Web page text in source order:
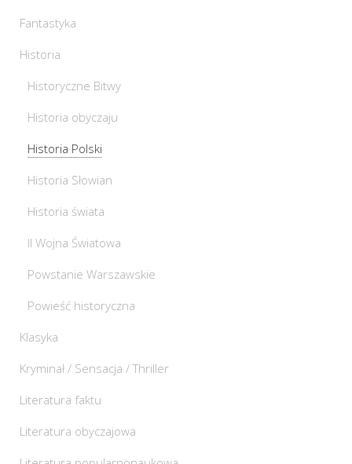
Fantastyka
Historia
Historyczne Bitwy
Historia obyczaju
Historia Polski
Historia Słowian
Historia świata
II Wojna Światowa
Powstanie Warszawskie
Powieść historyczna
Klasyka
Kryminał / Sensacja / Thriller
Literatura faktu
Literatura obyczajowa